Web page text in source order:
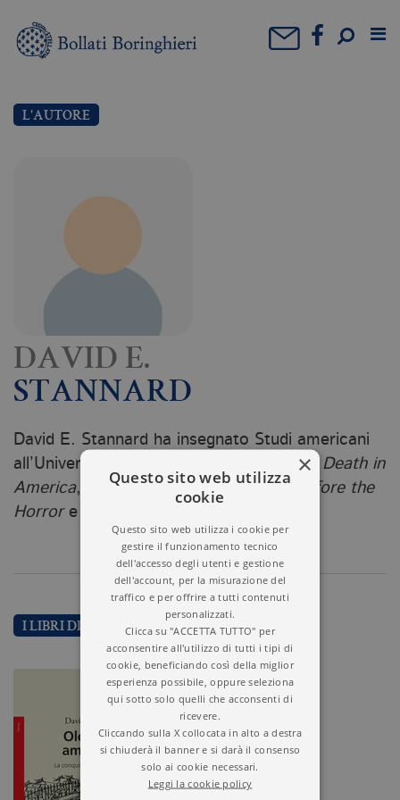
L'AUTORE
DAVID E.
STANNARD
David E. Stannard ha insegnato Studi americani
all’Università delle Hawaii. Tra i suoi libri: Death in
America, The Puritan Way of Death,
Before the
Horror e
I LIBRI DI DAVID E. STANNARD
×
Questo sito web utilizza
cookie
Questo sito web utilizza i cookie per
gestire il funzionamento tecnico
dell'accesso degli utenti e gestione
dell'account, per la misurazione del
traffico e per offrire a tutti contenuti
personalizzati.
Clicca su "ACCETTA TUTTO" per
acconsentire all'utilizzo di tutti i tipi di
cookie, beneficiando così della miglior
esperienza possibile, oppure seleziona
qui sotto solo quelli che acconsenti di
ricevere.
Cliccando sulla X collocata in alto a destra
si chiuderà il banner e si darà il consenso
solo ai cookie necessari.
Leggi la cookie policy